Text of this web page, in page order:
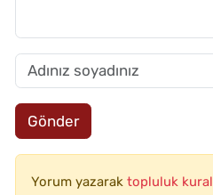
Gönder
Yorum yazarak topluluk